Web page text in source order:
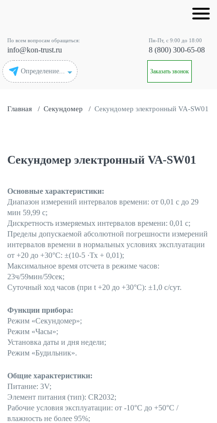
Определение...
По всем вопросам обращаться:
info@kon-trust.ru
Пн-Пт, с 9:00 до 18:00
8 (800) 300-65-08
Заказать звонок
Главная / Секундомер / Секундомер электронный VA-SW01
Секундомер электронный VA-SW01
Основные характеристики:
Диапазон измерений интервалов времени: от 0,01 с до 29
мин 59,99 с;
Дискретность измеряемых интервалов времени: 0,01 с;
Пределы допускаемой абсолютной погрешности измерений
интервалов времени в нормальных условиях эксплуатации
от +20 до +30°С: ±(10-5 ·Тх + 0,01);
Максимальное время отсчета в режиме часов:
23ч/59мин/59сек;
Суточный ход часов (при t +20 до +30°С): ±1,0 с/сут.
Функции прибора:
Режим «Секундомер»;
Режим «Часы»;
Установка даты и дня недели;
Режим «Будильник».
Общие характеристики:
Питание: 3V;
Элемент питания (тип): CR2032;
Рабочие условия эксплуатации: от -10°С до +50°С /
влажность не более 95%;